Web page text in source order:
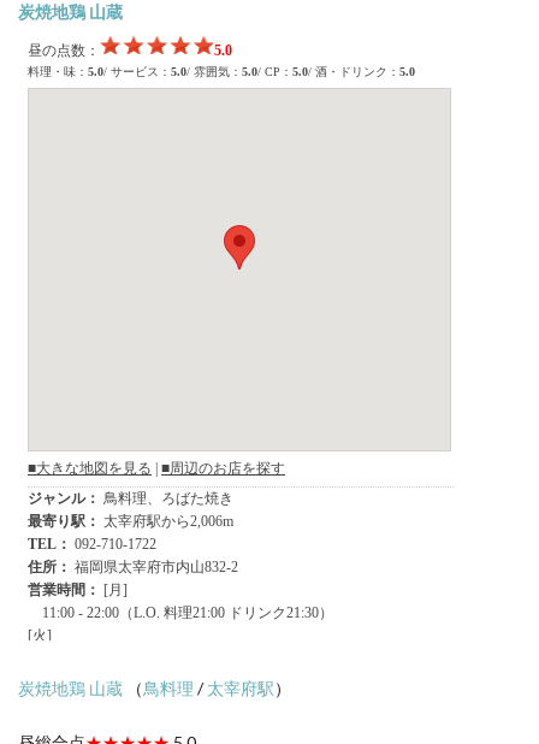
炭焼地鶏 山蔵
炭焼地鶏 山蔵 （鳥料理 /太宰府駅）